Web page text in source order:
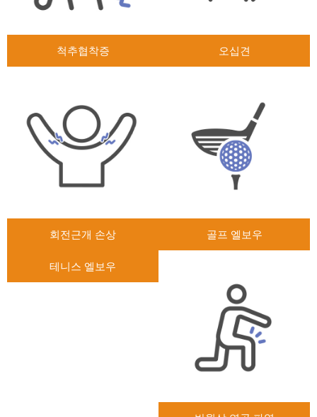
척추협착증 오십견
회전근개 손상 골프 엘보우
테니스 엘보우